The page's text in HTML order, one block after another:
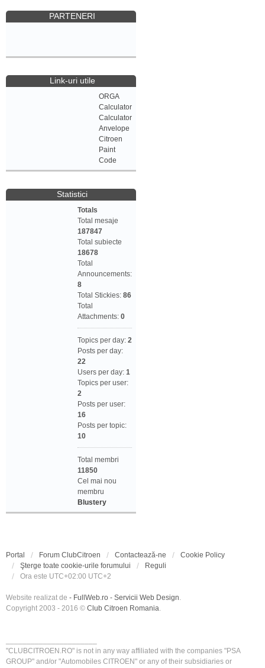
PARTENERI
Link-uri utile
ORGA
Calculator
Calculator
Anvelope
Citroen
Paint
Code
Statistici
Totals
Total mesaje
187847
Total subiecte
18678
Total
Announcements:
8
Total Stickies: 86
Total
Attachments: 0
Topics per day: 2
Posts per day:
22
Users per day: 1
Topics per user:
2
Posts per user:
16
Posts per topic:
10
Total membri
11850
Cel mai nou
membru
Blustery
Portal Forum ClubCitroen Contactează-ne
Cookie Policy
Şterge toate cookie-urile forumului
Reguli
Ora este UTC+02:00 UTC+2
Website realizat de - FullWeb.ro - Servicii Web Design.
Copyright 2003 - 2016 © Club Citroen Romania.
"CLUBCITROEN.RO" is not in any way affiliated with the companies "PSA
GROUP" and/or "Automobiles CITROEN" or any of their subsidiaries or